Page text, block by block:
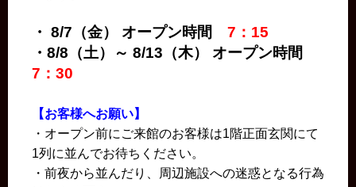
・ 8/7（金） オープン時間 7：15
・8/8（土）～ 8/13（木） オープン時間
7：30
【お客様へお願い】
・オープン前にご来館のお客様は1階正面玄関にて
1列に並んでお待ちください。
・前夜から並んだり、周辺施設への迷惑となる行為